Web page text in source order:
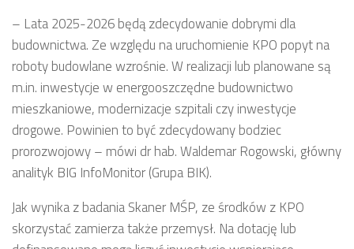
– Lata 2025-2026 będą zdecydowanie dobrymi dla
budownictwa. Ze względu na uruchomienie KPO popyt na
roboty budowlane wzrośnie. W realizacji lub planowane są
m.in. inwestycje w energooszczędne budownictwo
mieszkaniowe, modernizacje szpitali czy inwestycje
drogowe. Powinien to być zdecydowany bodziec
prorozwojowy – mówi dr hab. Waldemar Rogowski, główny
analityk BIG InfoMonitor (Grupa BIK).
Jak wynika z badania Skaner MŚP, ze środków z KPO
skorzystać zamierza także przemysł. Na dotację lub